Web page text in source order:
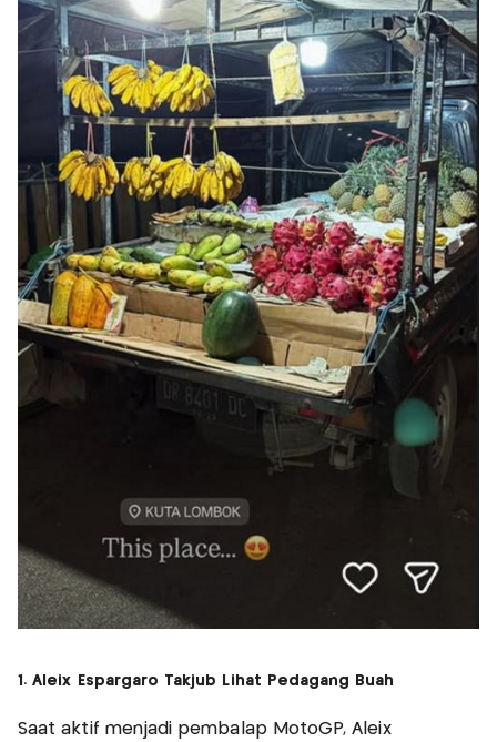
1. Aleix Espargaro Takjub Lihat Pedagang Buah
Saat aktif menjadi pembalap MotoGP, Aleix